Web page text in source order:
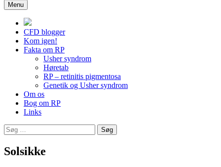
Menu
CFD blogger
Kom igen!
Fakta om RP
Usher syndrom
Høretab
RP – retinitis pigmentosa
Genetik og Usher syndrom
Om os
Bog om RP
Links
Søg
efter:
Solsikke